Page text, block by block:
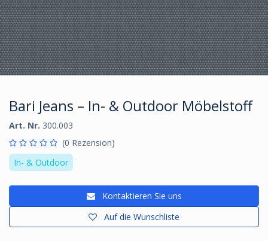
Bari Jeans – In- & Outdoor Möbelstoff
Art. Nr. 300.003
(0 Rezension)
In- & Outdoor
Kontaktieren Sie uns
Auf die Wunschliste